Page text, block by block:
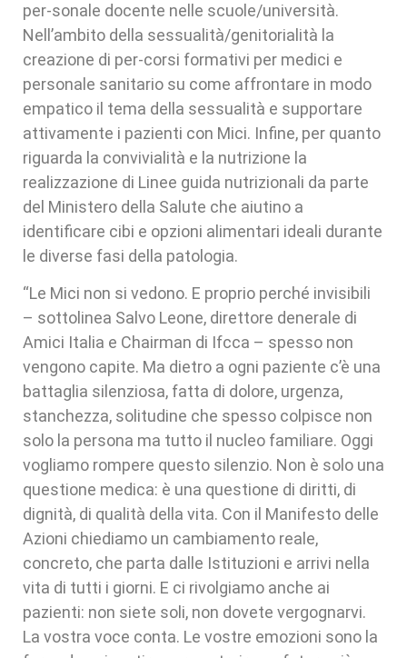
per-sonale docente nelle scuole/università.
Nell’ambito della sessualità/genitorialità la
creazione di per-corsi formativi per medici e
personale sanitario su come affrontare in modo
empatico il tema della sessualità e supportare
attivamente i pazienti con Mici. Infine, per quanto
riguarda la convivialità e la nutrizione la
realizzazione di Linee guida nutrizionali da parte
del Ministero della Salute che aiutino a
identificare cibi e opzioni alimentari ideali durante
le diverse fasi della patologia.
“Le Mici non si vedono. E proprio perché invisibili
– sottolinea Salvo Leone, direttore denerale di
Amici Italia e Chairman di Ifcca – spesso non
vengono capite. Ma dietro a ogni paziente c’è una
battaglia silenziosa, fatta di dolore, urgenza,
stanchezza, solitudine che spesso colpisce non
solo la persona ma tutto il nucleo familiare. Oggi
vogliamo rompere questo silenzio. Non è solo una
questione medica: è una questione di diritti, di
dignità, di qualità della vita. Con il Manifesto delle
Azioni chiediamo un cambiamento reale,
concreto, che parta dalle Istituzioni e arrivi nella
vita di tutti i giorni. E ci rivolgiamo anche ai
pazienti: non siete soli, non dovete vergognarvi.
La vostra voce conta. Le vostre emozioni sono la